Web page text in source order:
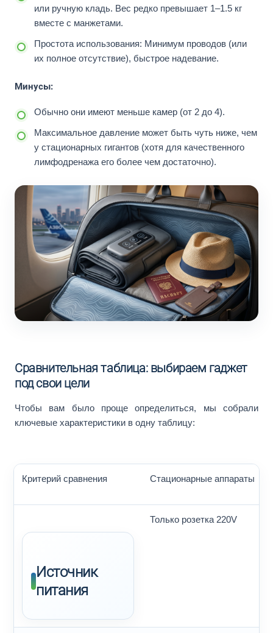
или ручную кладь. Вес редко превышает 1–1.5 кг
вместе с манжетами.
Простота использования: Минимум проводов (или
их полное отсутствие), быстрое надевание.
Минусы:
Обычно они имеют меньше камер (от 2 до 4).
Максимальное давление может быть чуть ниже, чем
у стационарных гигантов (хотя для качественного
лимфодренажа его более чем достаточно).
Сравнительная таблица: выбираем гаджет
под свои цели
Чтобы вам было проще определиться, мы собрали
ключевые характеристики в одну таблицу:
Критерий сравнения Стационарные аппараты
Источник
питания
Только розетка 220V